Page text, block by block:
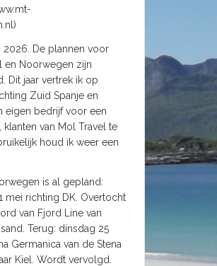
2026. De plannen voor
en Noorwegen zijn
Dit jaar vertrek ik op
Zuid Spanje en
eigen bedrijf voor een
klanten van Mol Travel te
houd ik weer een
is al gepland:
mei richting DK. Overtocht
van Fjord Line van
Terug: dinsdag 25
Germanica van de Stena
Kiel. Wordt vervolgd.